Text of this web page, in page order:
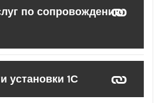
по сопровождению
установки 1С